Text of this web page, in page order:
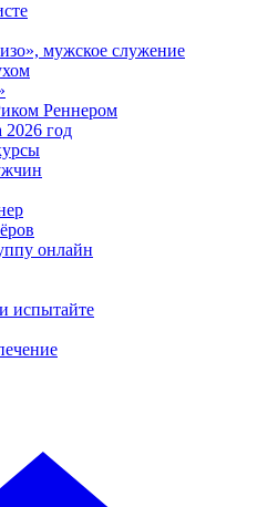
мужское служение
Реннером
2026 год
онлайн
испытайте